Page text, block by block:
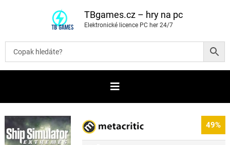
t
b
TBgames.cz – hry na pc
Elektronické licence PC her 24/7
49%